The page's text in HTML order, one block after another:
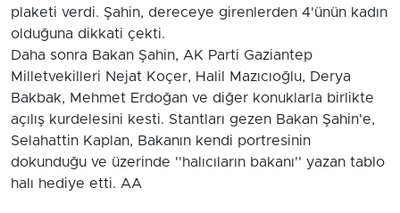
plaketi verdi. Şahin, dereceye girenlerden 4'ünün kadın
olduğuna dikkati çekti.
Daha sonra Bakan Şahin, AK Parti Gaziantep
Milletvekilleri Nejat Koçer, Halil Mazıcıoğlu, Derya
Bakbak, Mehmet Erdoğan ve diğer konuklarla birlikte
açılış kurdelesini kesti. Stantları gezen Bakan Şahin'e,
Selahattin Kaplan, Bakanın kendi portresinin
dokunduğu ve üzerinde ''halıcıların bakanı'' yazan tablo
halı hediye etti. AA